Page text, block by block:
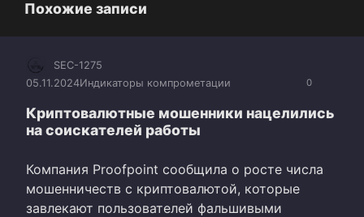
Похожие записи
0
SEC-1275
05.11.2024Индикаторы компрометации
Криптовалютные мошенники нацелились
на соискателей работы
Компания Proofpoint сообщила о росте числа
мошенничеств с криптовалютой, которые
завлекают пользователей фальшивыми